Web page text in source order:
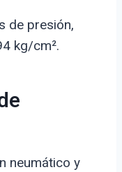
de presión,
kg/cm².
neumático y